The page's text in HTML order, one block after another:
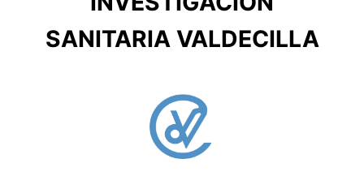
SANITARIA VALDECILLA